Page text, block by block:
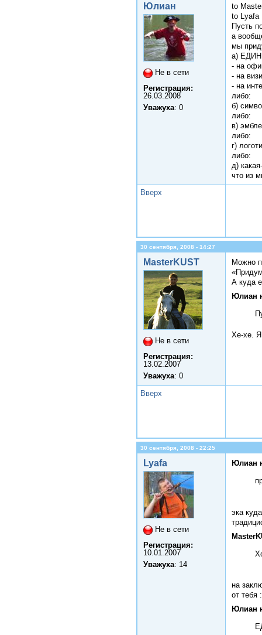
Юлиан
Не в сети
Регистрация:
26.03.2008
Уважуха: 0
to
to Lyafa
Пусть
а
мы
а)
- на
- на
- на
либо:
б)
либо:
в)
либо:
г)
либо:
д)
что из
Вверх
30 сентября, 2008 - 14:27
MasterKUST
Не в сети
Регистрация:
13.02.2007
Уважуха: 0
Можно
А куда
Юлиан
Хе-хе. Я
Вверх
30 сентября, 2008 - 22:25
Lyafa
Не в сети
Регистрация:
10.01.2007
Уважуха: 14
Юлиан
эка
на
от тебя
Юлиан